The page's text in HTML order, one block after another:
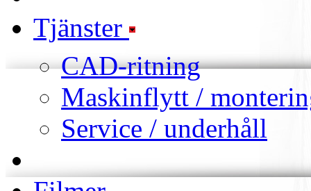
Tjänster
CAD-ritning
Maskinflytt /
Service / underhåll